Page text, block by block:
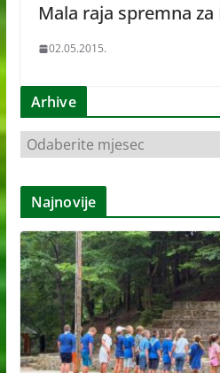
Mala raja spremna za
02.05.2015.
Arhive
h
v
e
Najnovije